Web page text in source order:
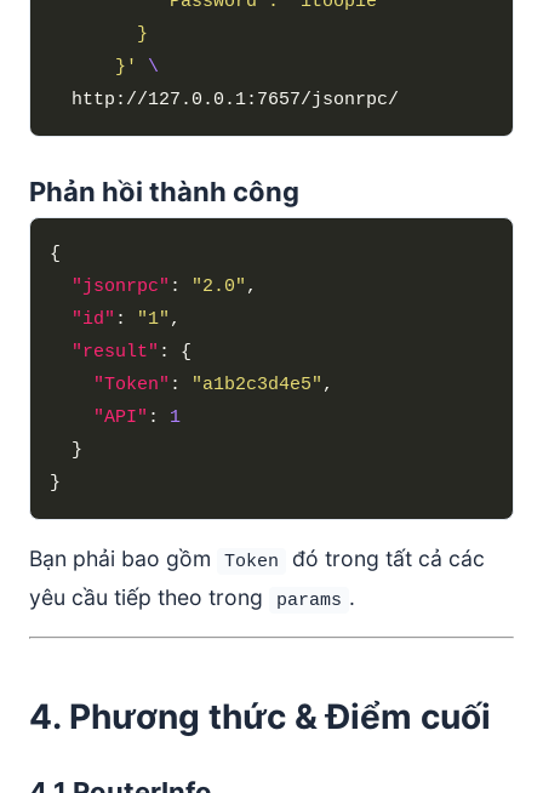
      }'
Phản hồi thành công
"jsonrpc" : "2.0"
"id" : "1"
"result"
"Token" : "a1b2c3d4e5"
"API" : 1
Bạn phải bao gồm Token
đó trong tất cả các
yêu cầu tiếp theo trong
params .
4. Phương thức & Điểm cuối